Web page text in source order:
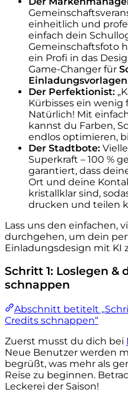
einheitlich und
einfach dein
Gemeinschaftsfoto
ein Profi in das
Game-Changer für
Einladungsvorlagen
Der Perfektionist:
Kürbisses ein wenig
Natürlich! Mit
kannst du Farben,
endlos optimieren,
Der Stadtbote:
Superkraft – 100 %
garantiert, dass
Ort und deine
kristallklar sind,
drucken und teilen
Lass uns den einfachen,
durchgehen, um dein
Einladungsdesign mit KI
Schritt 1: Loslegen &
schnappen
Abschnitt betitelt
Credits schnappen“
Zuerst musst du dich bei
Neue Benutzer werden
begrüßt, was mehr als
Reise zu beginnen.
Leckerei der Saison!